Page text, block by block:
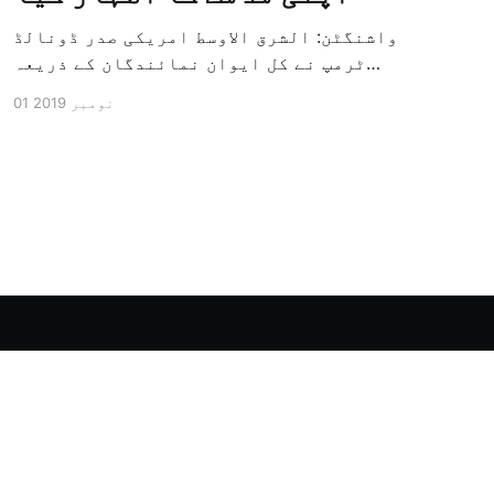
واشنگٹن: الشرق الاوسط امریکی صدر ڈونالڈ
ٹرمپ نے کل ایوان نمائندگان کے ذریعہ
جاری کرنے کے سلسلہ میں اپنی مذمت کا
01 نومبر 2019